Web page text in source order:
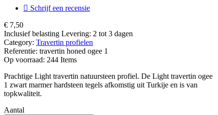
 Schrijf een recensie
€ 7,50
Inclusief belasting Levering: 2 tot 3 dagen
Category: Travertin profielen
Referentie: travertin honed ogee 1
Op voorraad: 244 Items
Prachtige Light travertin natuursteen profiel. De Light travertin ogee
1 zwart marmer hardsteen tegels afkomstig uit Turkije en is van
topkwaliteit.
Aantal